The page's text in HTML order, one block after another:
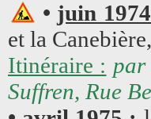
• juin
et la
Itinéraire : par
Suffren, Rue